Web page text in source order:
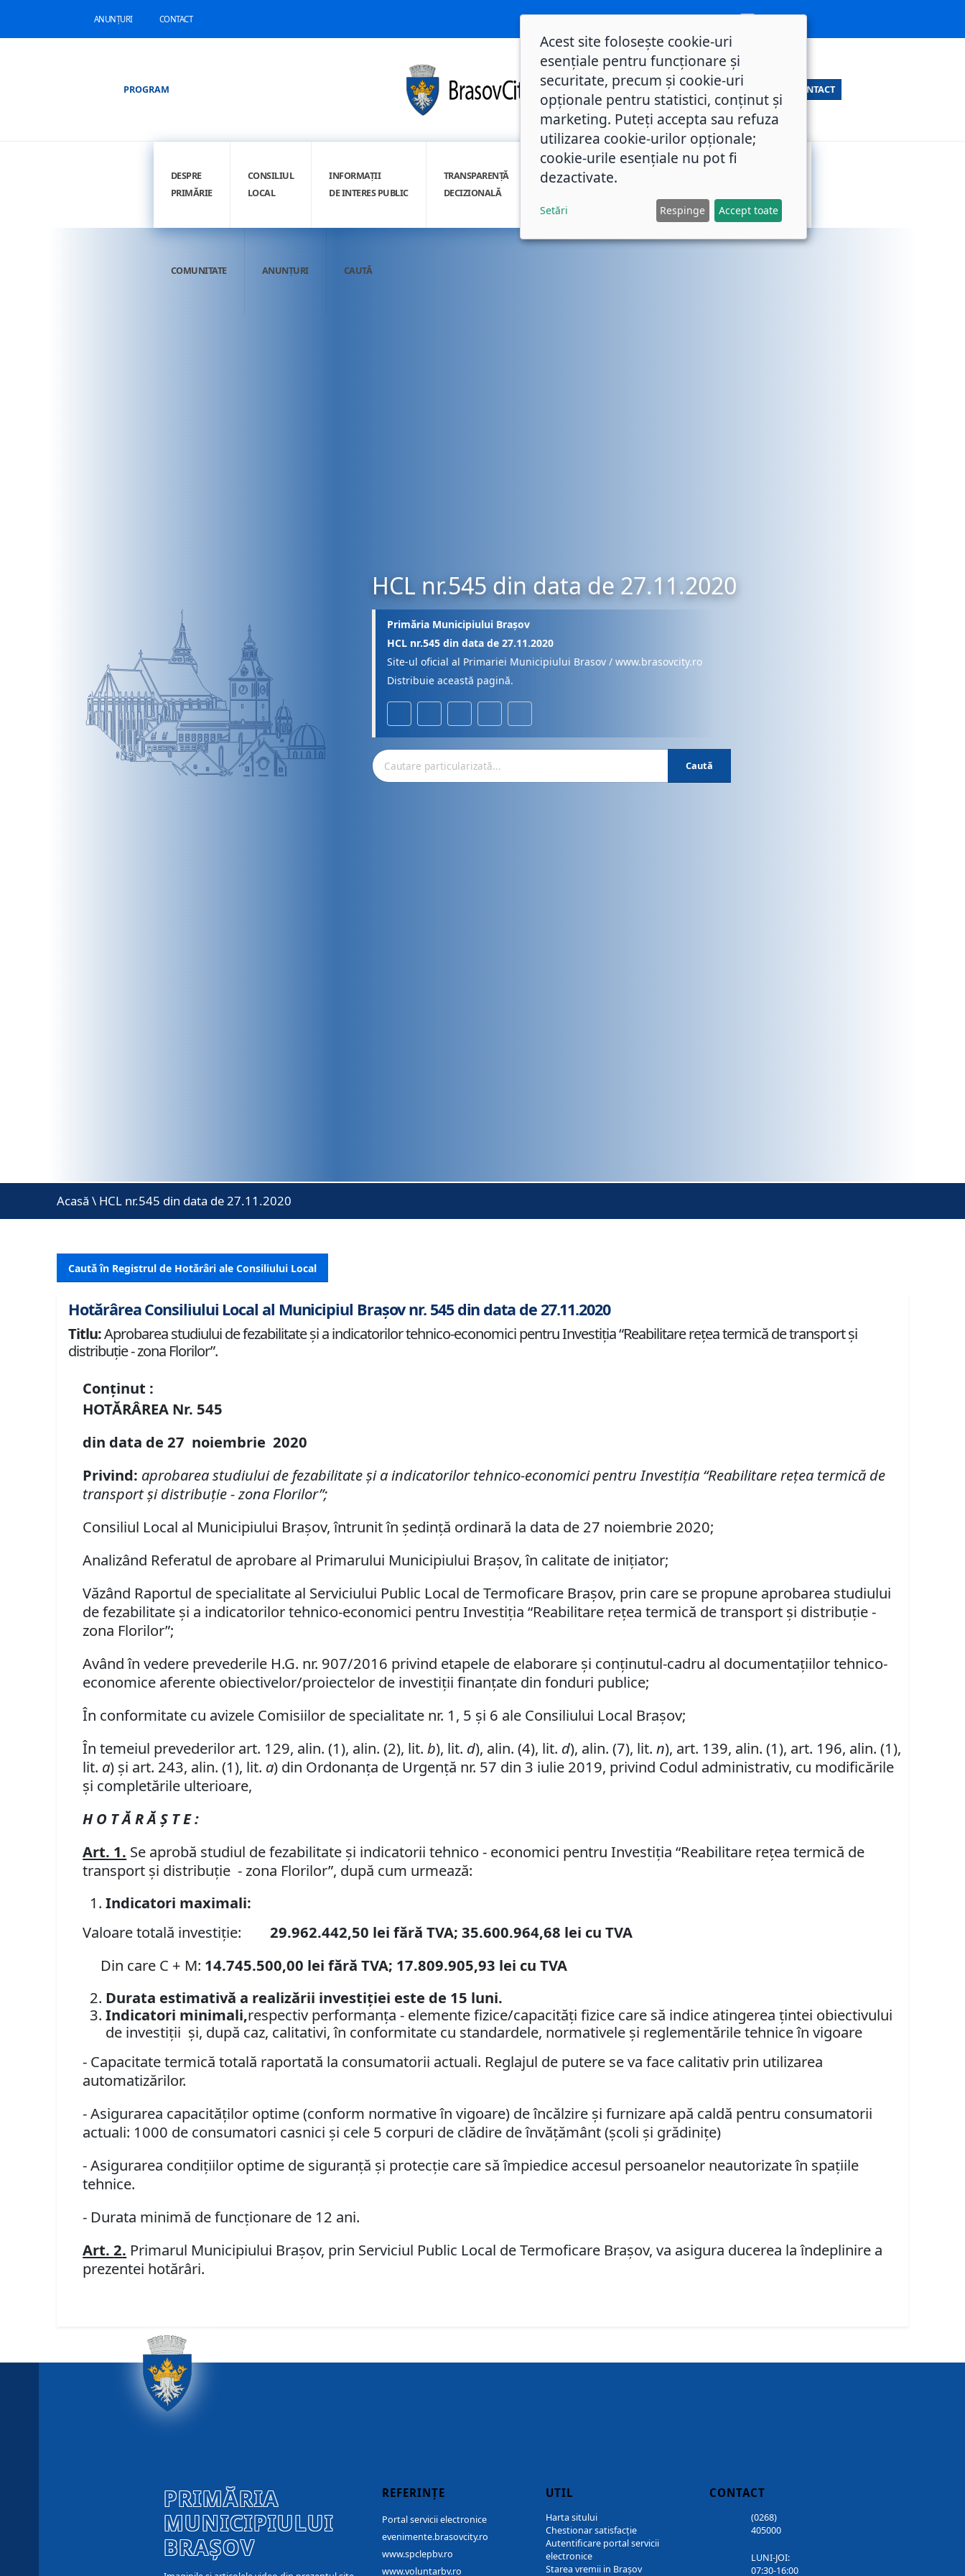
ANUNȚURI CONTACT
PROGRAM CONTACT
DESPRE
PRIMĂRIE
CONSILIUL
LOCAL
INFORMAȚII
DE INTERES PUBLIC
TRANSPARENȚĂ
DECIZIONALĂ
INTEGRITATE
COMUNITATE ANUNȚURI CAUTĂ
HCL nr.545 din data de 27.11.2020
Primăria Municipiului Brașov
HCL nr.545 din data de 27.11.2020
Site-ul oficial al Primariei Municipiului Brasov / www.brasovcity.ro
Distribuie această pagină.
Caută
Acasă \ HCL nr.545 din data de 27.11.2020
Caută în Registrul de Hotărâri ale Consiliului Local
Hotărârea Consiliului Local al Municipiul Brașov nr. 545 din data de 27.11.2020
Titlu:Aprobarea studiului de fezabilitate și a indicatorilor tehnico-economici pentru Investiția “Reabilitare rețea termică de transport și
distribuție - zona Florilor”.
Conținut :
HOTĂRÂREA Nr. 545
din data de27 noiembrie2020
Privind: aprobareastudiului de fezabilitate și aindicatorilor tehnico-economicipentruInvestiția “Reabilitare rețea termică de
transport și distribuție - zona Florilor”;
Consiliul Local al Municipiului Brașov, întrunit în ședință ordinară la data de 27 noiembrie 2020;
Analizând Referatul de aprobare al Primarului Municipiului Brașov, în calitate de inițiator;
Văzând Raportul de specialitate al Serviciului Public Local de Termoficare Braşov, prin care se propune aprobarea studiului
de fezabilitate și a indicatorilor tehnico-economici pentru Investiția “Reabilitare rețea termică de transport și distribuție -
zona Florilor”;
Având în vedere prevederile H.G. nr. 907/2016 privind etapele de elaborare şi conţinutul-cadru al documentaţiilor tehnico-
economice aferente obiectivelor/proiectelor de investiţii finanţate din fonduri publice;
În conformitate cu avizele Comisiilor de specialitate nr. 1, 5 și 6 ale Consiliului Local Brașov;
În temeiul prevederilor art. 129, alin. (1), alin. (2), lit.b), lit. d), alin. (4), lit. d), alin. (7), lit.n), art. 139, alin. (1), art. 196, alin. (1),
lit. a) și art. 243, alin. (1), lit. a) din Ordonanța de Urgență nr. 57 din 3 iulie 2019, privind Codul administrativ, cu modificările
și completările ulterioare,
H O T Ă R Ă Ş T E :
Art. 1. Se aprobă studiul de fezabilitate și indicatorii tehnico - economici pentru Investiția “Reabilitare rețea termică de
transport și distribuție - zona Florilor”, după cum urmează:
Indicatori maximali:
Valoare totală investiție:29.962.442,50 lei fără TVA; 35.600.964,68 lei cu TVA
Din care C + M: 14.745.500,00 lei fără TVA; 17.809.905,93 lei cu TVA
Durata estimativă a realizării investiției este de 15 luni.
Indicatori minimali,respectiv performanța - elemente fizice/capacități fizice care să indice atingerea țintei obiectivului
de investiții și, după caz, calitativi, în conformitate cu standardele, normativele și reglementările tehnice în vigoare
- Capacitate termică totală raportată la consumatorii actuali. Reglajul de putere se va face calitativ prin utilizarea
automatizărilor.
- Asigurarea capacităților optime (conform normative în vigoare) de încălzire și furnizare apă caldă pentru consumatorii
actuali: 1000 de consumatori casnici și cele 5 corpuri de clădire de învățământ (școli și grădinițe)
- Asigurarea condițiilor optime de siguranță și protecție care să împiedice accesul persoanelor neautorizate în spațiile
tehnice.
- Durata minimă de funcționare de 12 ani.
Art.2. Primarul Municipiului Braşov, prin Serviciul Public Local de Termoficare Brașov, va asigura ducerea la îndeplinire a
prezentei hotărâri.
PRIMĂRIA
MUNICIPIULUI
BRAȘOV
REFERINȚE
Portal servicii electronice
evenimente.brasovcity.ro
www.spclepbv.ro
www.voluntarbv.ro
UTIL
Harta sitului
Chestionar satisfacție
Autentificare portal servicii
electronice
Starea vremii in Brașov
CONTACT
(0268)
405000
LUNI-JOI:
07:30-16:00
Acest site folosește cookie-uri
esențiale pentru funcționare și
securitate, precum și cookie-uri
opționale pentru statistici, conținut și
marketing. Puteți accepta sau refuza
utilizarea cookie-urilor opționale;
cookie-urile esențiale nu pot fi
dezactivate.
Setări Respinge Accept toate